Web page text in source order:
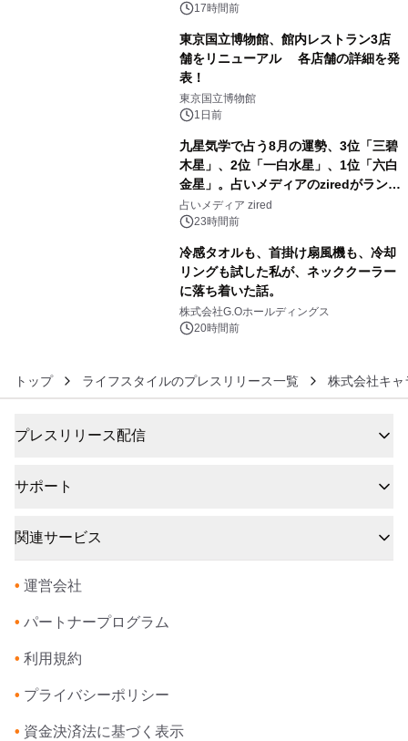
17時間前
東京国立博物館、館内レストラン3店
舗をリニューアル 各店舗の詳細を発
表！
東京国立博物館
1日前
九星気学で占う8月の運勢、3位「三碧
木星」、2位「一白水星」、1位「六白
金星」。占いメディアのziredがランキ
ングを発表
占いメディア zired
23時間前
冷感タオルも、首掛け扇風機も、冷却
リングも試した私が、ネッククーラー
に落ち着いた話。
株式会社G.Oホールディングス
20時間前
トップ ライフスタイルのプレスリリース一覧 株式会社キャ
プレスリリース配信
サポート
関連サービス
• 運営会社
• パートナープログラム
• 利用規約
• プライバシーポリシー
• 資金決済法に基づく表示